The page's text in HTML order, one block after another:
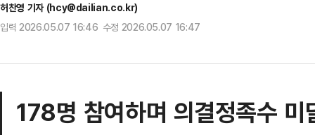
허찬영 기자 (hcy@dailian.co.kr)
입력 2026.05.07 16:46 수정 2026.05.07 16:47
178명 참여하며 의결정족수 미